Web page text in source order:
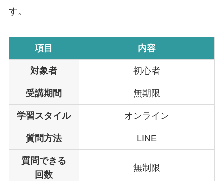
す。
項目 内容
対象者 初心者
受講期間 無期限
学習スタイル オンライン
質問方法 LINE
質問できる
回数
無制限